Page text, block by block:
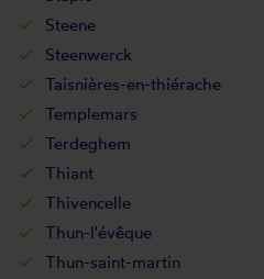
Steene
Steenwerck
Taisnières-en-thiérache
Templemars
Terdeghem
Thiant
Thivencelle
Thun-l'évêque
Thun-saint-martin